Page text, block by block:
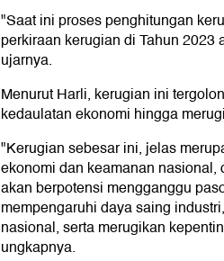
"Saat ini proses penghitungan
perkiraan kerugian di Tahun
ujarnya.
Menurut Harli, kerugian ini
kedaulatan ekonomi hingga
"Kerugian sebesar ini, jelas
ekonomi dan keamanan
akan berpotensi mengganggu
mempengaruhi daya saing
nasional, serta merugikan
ungkapnya.